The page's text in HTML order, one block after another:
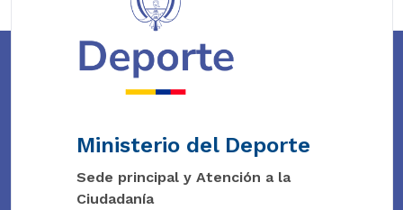
Ministerio del Deporte
Sede principal y Atención a la
Ciudadanía